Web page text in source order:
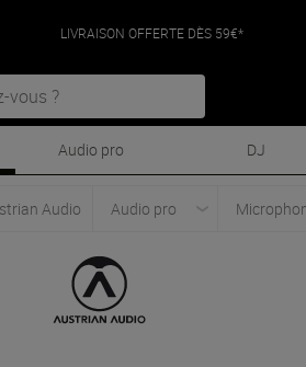
LIVRAISON OFFERTE DÈS 59€*
Audio pro DJ
Audio Audio pro